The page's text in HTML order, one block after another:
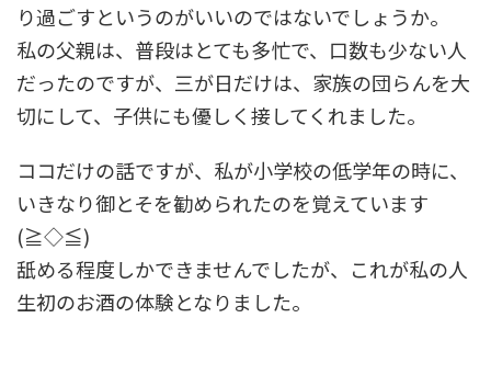
り過ごすというのがいいのではないでしょうか。
私の父親は、普段はとても多忙で、口数も少ない人
だったのですが、三が日だけは、家族の団らんを大
切にして、子供にも優しく接してくれました。
ココだけの話ですが、私が小学校の低学年の時に、
いきなり御とそを勧められたのを覚えています
(≧◇≦)
舐める程度しかできませんでしたが、これが私の人
生初のお酒の体験となりました。